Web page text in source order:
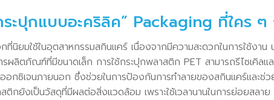
ะปุกแบบอะคริลิค” Packaging ที่ใคร ๆ
ที่นิยมใช้ในอุตสาหกรรมสกินแคร์ เนื่องจากมีความสะดวกในการใช้งาน
ผลิตภัณฑ์ที่มีขนาดเล็ก การใช้กระปุกพลาสติก PET สามารถรีไซเคิลแล
ซิเจนภายนอก ซึ่งช่วยในการป้องกันการทำลายของสกินแคร์และช่ว
กยังเป็นวัสดุที่มีผลต่อสิ่งแวดล้อม เพราะใช้เวลานานในการย่อยสลาย